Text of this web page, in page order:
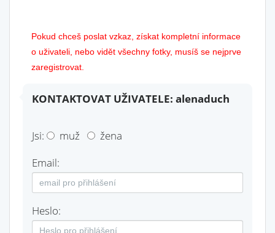
Pokud chceš poslat vzkaz, získat kompletní informace
o uživateli, nebo vidět všechny fotky, musíš se nejprve
zaregistrovat.
KONTAKTOVAT UŽIVATELE: alenaduch
Jsi: muž
žena
Email:
Heslo: